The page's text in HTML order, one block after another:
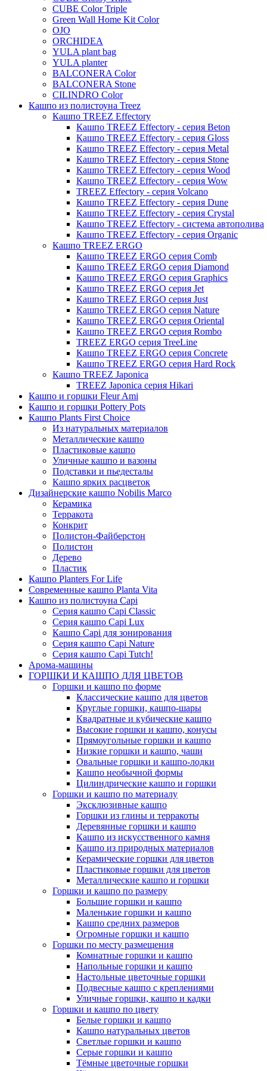
Mees
Thies
Moda
CUBE Color Triple
Green Wall Home Kit Color
OJO
ORCHIDEA
YULA plant bag
YULA planter
BALCONERA Color
BALCONERA Stone
CILINDRO Color
Кашпо из полистоуна Treez
Кашпо TREEZ Effectory
Кашпо TREEZ Effectory - серия Beton
Кашпо TREEZ Effectory - серия Gloss
Кашпо TREEZ Effectory - серия Metal
Кашпо TREEZ Effectory - серия Stone
Кашпо TREEZ Effectory - серия Wood
Кашпо TREEZ Effectory - серия Wow
TREEZ Effectory - серия Volcano
Кашпо TREEZ Effectory - серия Dune
Кашпо TREEZ Effectory - серия Crystal
Кашпо TREEZ Effectory - система автополива
Кашпо TREEZ Effectory - серия Organic
Кашпо TREEZ ERGO
Кашпо TREEZ ERGO серия Comb
Кашпо TREEZ ERGO серия Diamond
Кашпо TREEZ ERGO серия Graphics
Кашпо TREEZ ERGO серия Jet
Кашпо TREEZ ERGO серия Just
Кашпо TREEZ ERGO серия Nature
Кашпо TREEZ ERGO серия Oriental
Кашпо TREEZ ERGO серия Rombo
TREEZ ERGO серия TreeLine
Кашпо TREEZ ERGO серия Concrete
Кашпо TREEZ ERGO серия Hard Rock
Кашпо TREEZ Japonica
TREEZ Japonica серия Hikari
Кашпо и горшки Fleur Ami
Кашпо и горшки Pottery Pots
Кашпо Plants First Choice
Из натуральных материалов
Металлические кашпо
Пластиковые кашпо
Уличные кашпо и вазоны
Подставки и пьедесталы
Кашпо ярких расцветок
Дизайнерские кашпо Nobilis Marco
Керамика
Терракота
Конкрит
Полистон-Файберстон
Полистон
Дерево
Пластик
Кашпо Planters For Life
Современные кашпо Planta Vita
Кашпо из полистоуна Capi
Серия кашпо Capi Classic
Серия кашпо Capi Lux
Кашпо Capi для зонирования
Серия кашпо Capi Nature
Серия кашпо Capi Tutch!
Арома-машины
ГОРШКИ И КАШПО ДЛЯ ЦВЕТОВ
Горшки и кашпо по форме
Классические кашпо для цветов
Круглые горшки, кашпо-шары
Квадратные и кубические кашпо
Высокие горшки и кашпо, конусы
Прямоугольные горшки и кашпо
Низкие горшки и кашпо, чаши
Овальные горшки и кашпо-лодки
Кашпо необычной формы
Цилиндрические кашпо и горшки
Горшки и кашпо по материалу
Эксклюзивные кашпо
Горшки из глины и терракоты
Деревянные горшки и кашпо
Кашпо из искусственного камня
Кашпо из природных материалов
Керамические горшки для цветов
Пластиковые горшки для цветов
Металлические кашпо и горшки
Горшки и кашпо по размеру
Большие горшки и кашпо
Маленькие горшки и кашпо
Кашпо средних размеров
Огромные горшки и кашпо
Горшки по месту размещения
Комнатные горшки и кашпо
Напольные горшки и кашпо
Настольные цветочные горшки
Подвесные кашпо с креплениями
Уличные горшки, кашпо и кадки
Горшки и кашпо по цвету
Белые горшки и кашпо
Кашпо натуральных цветов
Светлые горшки и кашпо
Серые горшки и кашпо
Тёмные цветочные горшки